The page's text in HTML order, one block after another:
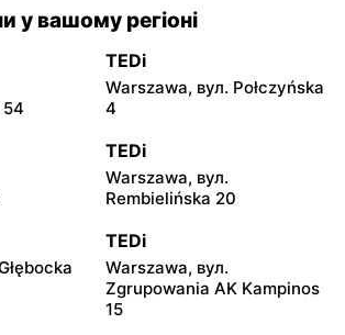
у вашому регіоні
TEDi
Warszawa, вул. Połczyńska
4
TEDi
Warszawa, вул.
Rembielińska 20
TEDi
Warszawa, вул.
Zgrupowania AK Kampinos
15